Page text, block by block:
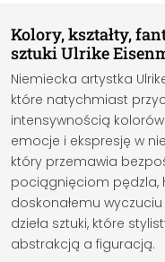
Kolory, kształty,
sztuki Ulrike
Niemiecka artystka
które natychmiast
intensywnością
emocje i ekspresję w
który przemawia
pociągnięciom pędzla,
doskonałemu
dzieła sztuki, które
abstrakcją a figuracją.